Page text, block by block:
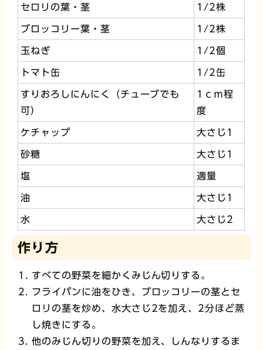
セロリの葉・茎 1/2株
ブロッコリー葉・茎 1/2株
玉ねぎ 1/2個
トマト缶 1/2缶
すりおろしにんにく（チューブでも
可）
1ｃｍ程
度
ケチャップ 大さじ1
砂糖 大さじ1
塩 適量
油 大さじ1
水 大さじ2
作り方
すべての野菜を細かくみじん切りする。
フライパンに油をひき、ブロッコリーの茎とセ
ロリの茎を炒め、水大さじ2を加え、2分ほど蒸
し焼きにする。
他のみじん切りの野菜を加え、しんなりするま